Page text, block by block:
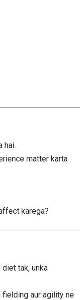
hai.
matter karta
karega?
tak, unka
fielding aur agility ne